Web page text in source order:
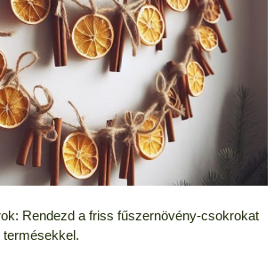
Rendezd a friss fűszernövény-csokrokat